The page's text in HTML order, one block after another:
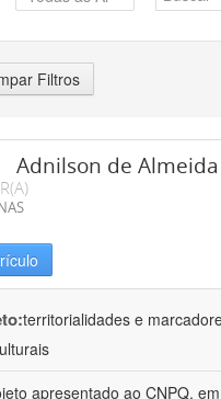
Filtros
Adnilson de Almeida
territorialidades e
apresentado ao CNPQ,